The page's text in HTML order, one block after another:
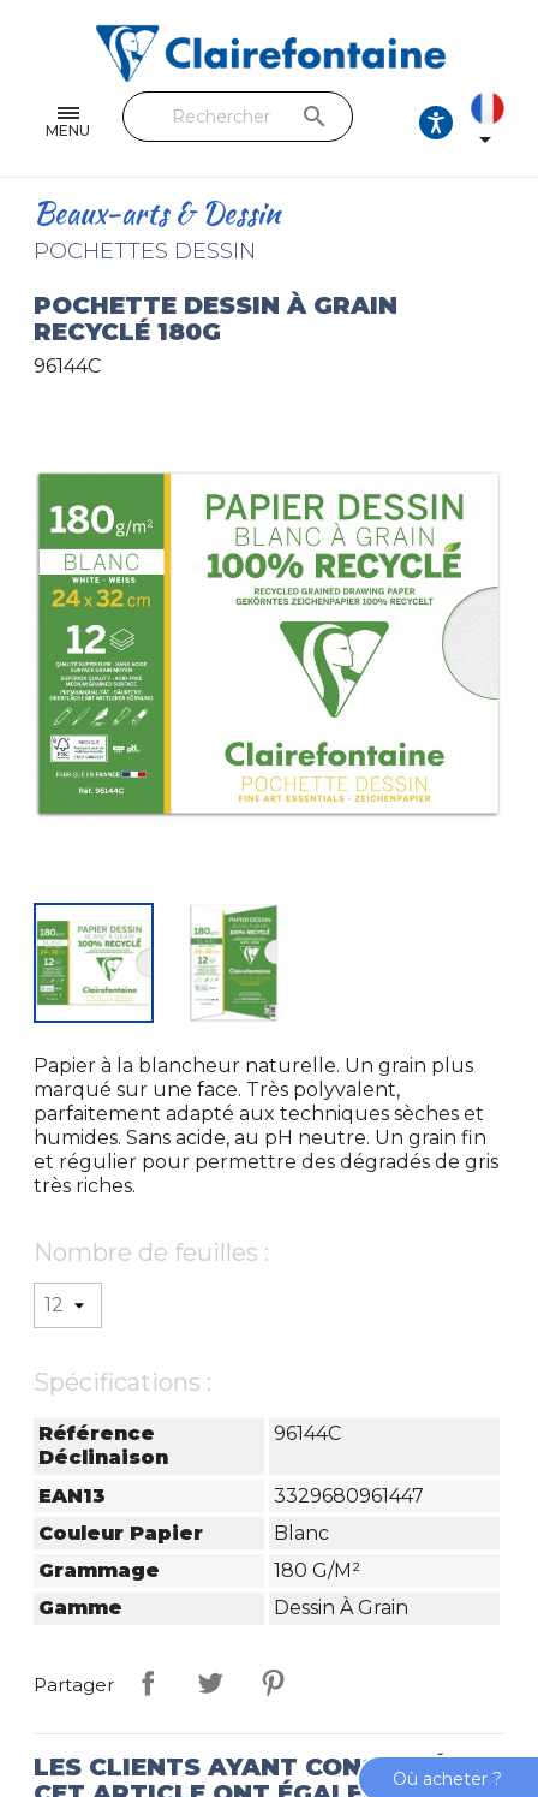
MENU
Feuilles & Copies
Beaux-arts & Dessin
Loisirs créatifs
Papiers cadeaux et emballages
Cuir & trousses
search

Beaux-arts & Dessin
POCHETTES DESSIN
POCHETTE DESSIN À GRAIN
RECYCLÉ 180G
96144C
Papier à la blancheur naturelle. Un grain plus
marqué sur une face. Très polyvalent,
parfaitement adapté aux techniques sèches et
humides. Sans acide, au pH neutre. Un grain fin
et régulier pour permettre des dégradés de gris
très riches.
Nombre de feuilles :
Spécifications :
Référence
Déclinaison
96144C
EAN13
3329680961447
Couleur Papier
Blanc
Grammage
180 G/m²
Gamme
Dessin À Grain
Partager
LES CLIENTS AYANT CONSULTÉOù acheter ?